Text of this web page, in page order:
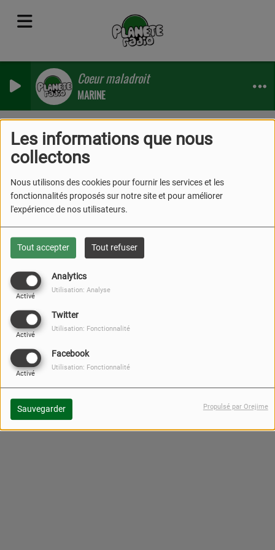
Les informations que nous
collectons
Nous utilisons des cookies pour fournir les services et les
fonctionnalités proposés sur notre site et pour améliorer
l'expérience de nos utilisateurs.
Tout accepter Tout refuser
Analytics
Activé
Utilisation: Analyse
Twitter
Activé
Utilisation: Fonctionnalité
Facebook
Activé
Utilisation: Fonctionnalité
Sauvegarder Propulsé par Orejime
Coeur maladroit
MARINE
Jeux Concours